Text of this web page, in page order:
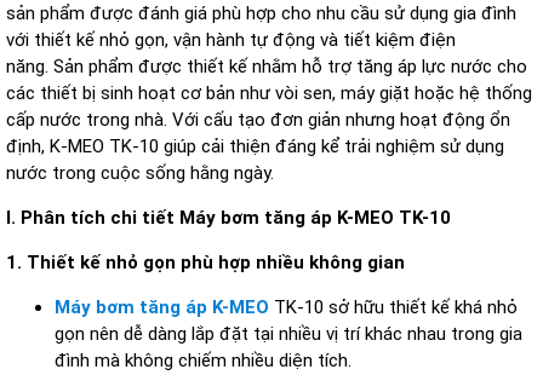
sản phẩm được đánh giá phù hợp cho nhu cầu sử dụng gia đình
với thiết kế nhỏ gọn, vận hành tự động và tiết kiệm điện
năng. Sản phẩm được thiết kế nhằm hỗ trợ tăng áp lực nước cho
các thiết bị sinh hoạt cơ bản như vòi sen, máy giặt hoặc hệ thống
cấp nước trong nhà. Với cấu tạo đơn giản nhưng hoạt động ổn
định, K-MEO TK-10 giúp cải thiện đáng kể trải nghiệm sử dụng
nước trong cuộc sống hằng ngày.
I. Phân tích chi tiết Máy bơm tăng áp K-MEO TK-10
1. Thiết kế nhỏ gọn phù hợp nhiều không gian
Máy bơm tăng áp K-MEO TK-10 sở hữu thiết kế khá nhỏ
gọn nên dễ dàng lắp đặt tại nhiều vị trí khác nhau trong gia
đình mà không chiếm nhiều diện tích.